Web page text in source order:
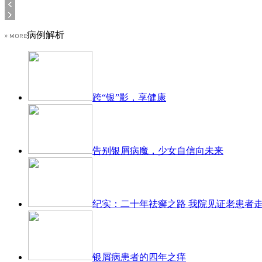
病例解析
跨“银”影，享健康
告别银屑病魔，少女自信向未来
纪实：二十年祛癣之路 我院见证老患者
银屑病患者的四年之痒